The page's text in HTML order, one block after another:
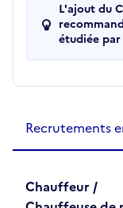
L'ajout du
étudiée
Recrutements
Chauffeur /